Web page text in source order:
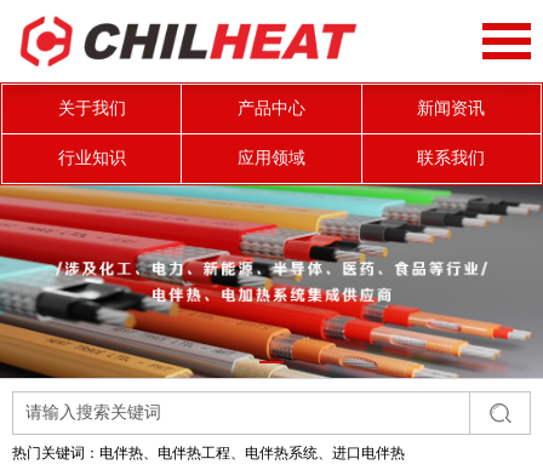
关于我们 产品中心 新闻资讯
行业知识 应用领域 联系我们
热门关键词： 电伴热、电伴热工程、电伴热系统、进口电伴热